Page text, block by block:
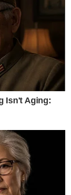
Isn't Aging: